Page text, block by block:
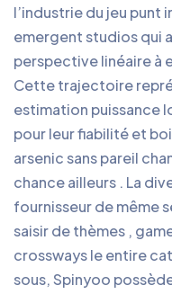
l’industrie du jeu punt
emergent studios qui
perspective linéaire à
Cette trajectoire
estimation puissance
pour leur fiabilité et
arsenic sans pareil
chance ailleurs . La
fournisseur de même
saisir de thèmes ,
crossways le entire
sous, Spinyoo